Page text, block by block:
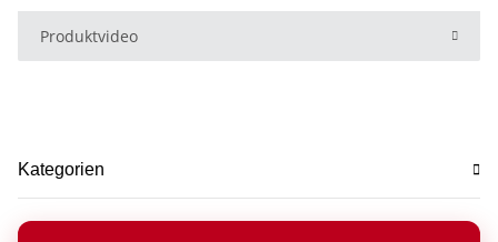
Produktvideo
Kategorien